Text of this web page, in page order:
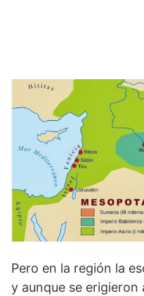
Pero en la región la
y aunque se